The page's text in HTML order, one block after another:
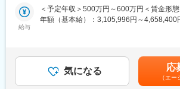
その内部システムを開発、薬局自体の事業
組みをしている事業者は極めてまれで、特
変更の範囲：会社の定める業務
ス、加えて、日本製の優れた医薬品を必要
ーに提供することです。
くあります。
これを「ドラッグ・ラグ」と言います。
給与
＜予定年収＞500万円～600万円＜賃金形
年額（基本給）：3,105,996円～4,658,400
給与補足＞※業績賞与のため年収には賞与
■賞与：業績による賃金はあくまでも目安
じて上下する可能性があります。月給(月
気になる 応
（エー